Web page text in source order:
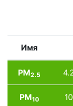
Имя
PM2.5
PM10 10